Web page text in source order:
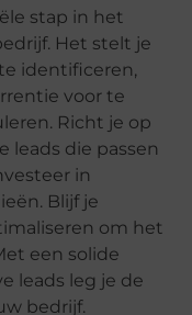
stap in het
Het stelt je
identificeren,
voor te
Richt je op
leads die passen
in
Blijf je
om het
een solide
leads leg je de
bedrijf.